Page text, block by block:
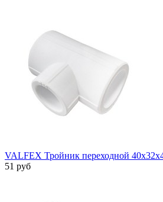
VALFEX Тройник переходной
51 руб